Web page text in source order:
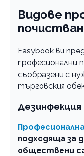
Видове
Easybook ви
професионални
съобразени с
търговския
Дезинфекция
подходяща за
обществени